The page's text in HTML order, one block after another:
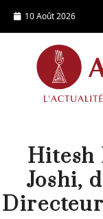
10 Août 2026
Hitesh
Joshi,